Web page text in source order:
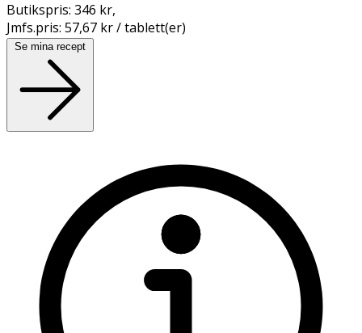
Butikspris: 346 kr,
Jmfs.pris: 57,67 kr / tablett(er)
Se mina recept